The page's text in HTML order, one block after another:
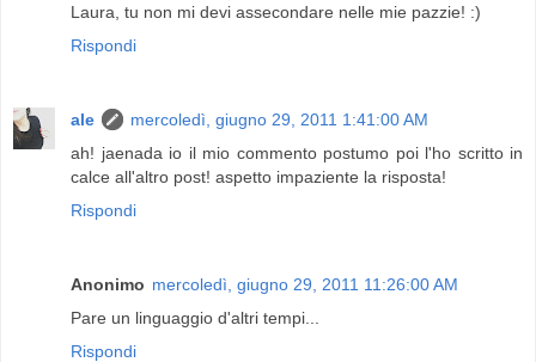
Laura, tu non mi devi assecondare nelle mie pazzie! :)
Rispondi
ale
mercoledì, giugno 29, 2011 1:41:00 AM
ah! jaenada io il mio commento postumo poi l'ho scritto in
calce all'altro post! aspetto impaziente la risposta!
Rispondi
Anonimo mercoledì, giugno 29, 2011 11:26:00 AM
Pare un linguaggio d'altri tempi...
Rispondi